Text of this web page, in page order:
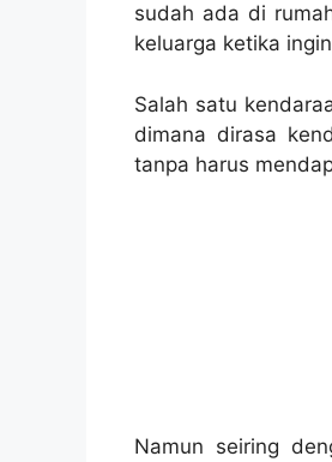
sudah ada di
keluarga ketika
Salah satu
dimana dirasa
tanpa harus
Namun seiring